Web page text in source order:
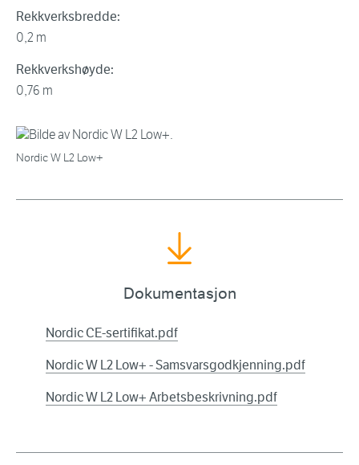
Rekkverksbredde:
0,2 m
Rekkverkshøyde:
0,76 m
Nordic W L2 Low+
Dokumentasjon
Nordic CE-sertifikat.pdf
Nordic W L2 Low+ - Samsvarsgodkjenning.pdf
Nordic W L2 Low+ Arbetsbeskrivning.pdf